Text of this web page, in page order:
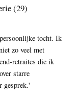
(29)
tocht. Ik
zo veel met
retraites die ik
starre
gesprek.'